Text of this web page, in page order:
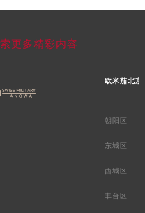
更多精彩内容
欧米茄北京
朝阳区
东城区
西城区
丰台区